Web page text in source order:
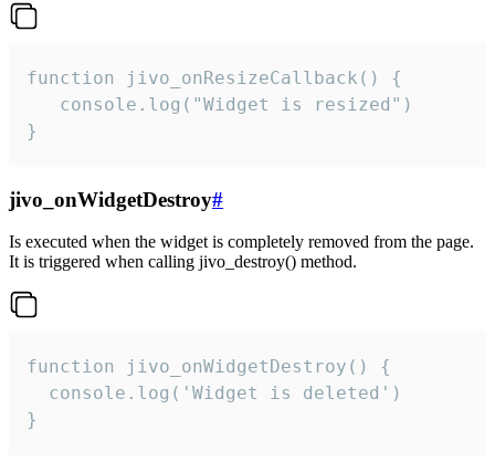
function jivo_onResizeCallback() {
   console.log("Widget is resized")
}
jivo_onWidgetDestroy#
Is executed when the widget is completely removed from the page.
It is triggered when calling jivo_destroy() method.
function jivo_onWidgetDestroy() {
  console.log('Widget is deleted')
}